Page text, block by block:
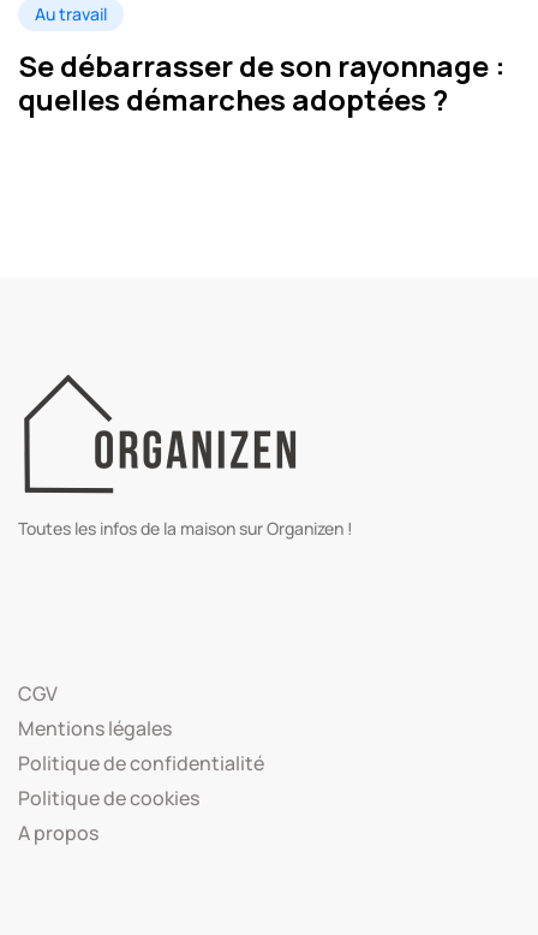
Au travail
Se débarrasser de son rayonnage :
quelles démarches adoptées ?
Toutes les infos de la maison sur Organizen !
CGV
Mentions légales
Politique de confidentialité
Politique de cookies
A propos